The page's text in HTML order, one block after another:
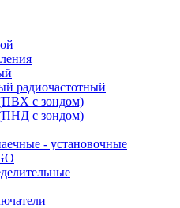
радиочастотный
с зондом)
с зондом)
- установочные